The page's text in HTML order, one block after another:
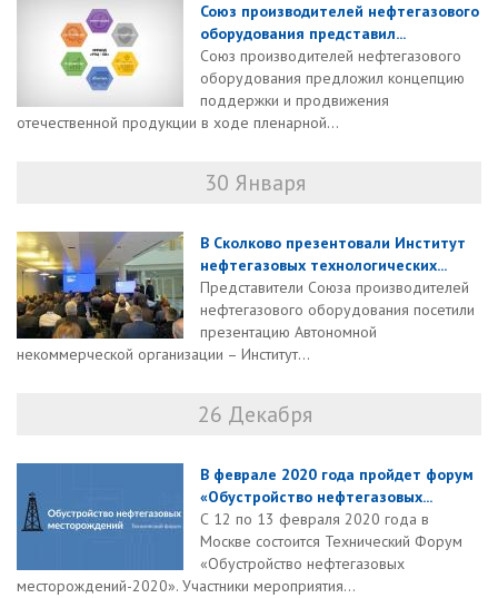
Союз производителей нефтегазового
оборудования представил...
Союз производителей нефтегазового
оборудования предложил концепцию
поддержки и продвижения
отечественной продукции в ходе пленарной...
30 Января
В Сколково презентовали Институт
нефтегазовых технологических...
Представители Союза производителей
нефтегазового оборудования посетили
презентацию Автономной
некоммерческой организации – Институт...
26 Декабря
В феврале 2020 года пройдет форум
«Обустройство нефтегазовых...
С 12 по 13 февраля 2020 года в
Москве состоится Технический Форум
«Обустройство нефтегазовых
месторождений-2020». Участники мероприятия...